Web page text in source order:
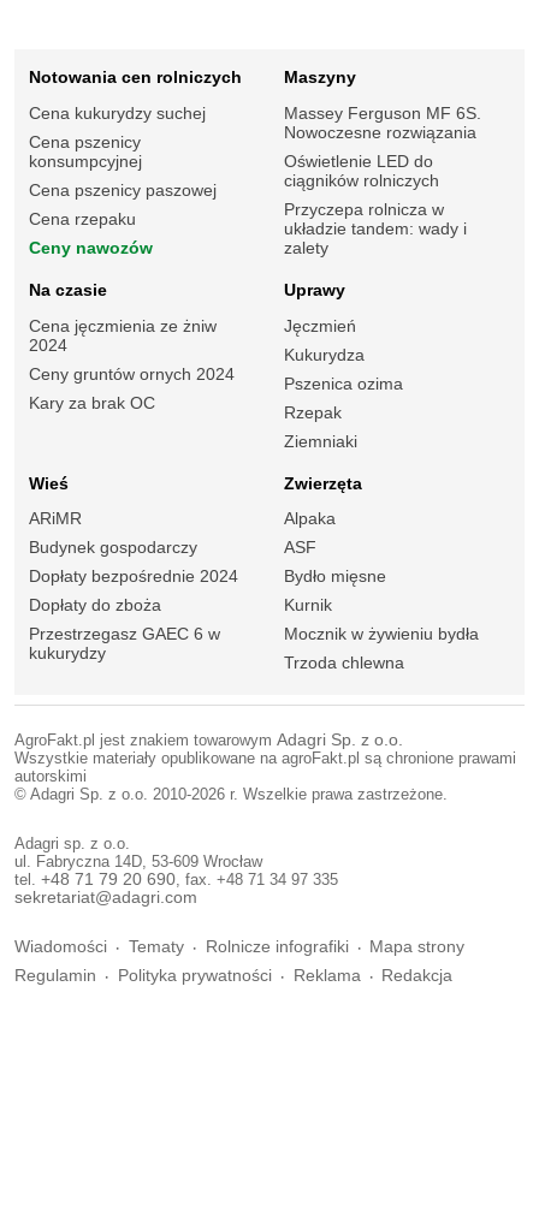
Notowania cen rolniczych
Cena kukurydzy suchej
Cena pszenicy
konsumpcyjnej
Cena pszenicy paszowej
Cena rzepaku
Ceny nawozów
Maszyny
Massey Ferguson MF 6S.
Nowoczesne rozwiązania
Oświetlenie LED do
ciągników rolniczych
Przyczepa rolnicza w
układzie tandem: wady i
zalety
Na czasie
Cena jęczmienia ze żniw
2024
Ceny gruntów ornych 2024
Kary za brak OC
Uprawy
Jęczmień
Kukurydza
Pszenica ozima
Rzepak
Ziemniaki
Wieś
ARiMR
Budynek gospodarczy
Dopłaty bezpośrednie 2024
Dopłaty do zboża
Przestrzegasz GAEC 6 w
kukurydzy
Zwierzęta
Alpaka
ASF
Bydło mięsne
Kurnik
Mocznik w żywieniu bydła
Trzoda chlewna
AgroFakt.pl jest znakiem towarowym Adagri Sp. z o.o.
Wszystkie materiały opublikowane na agroFakt.pl są chronione prawami
autorskimi
© Adagri Sp. z o.o. 2010-2026 r. Wszelkie prawa zastrzeżone.
Adagri sp. z o.o.
ul. Fabryczna 14D, 53-609 Wrocław
tel. +48 71 79 20 690 , fax. +48 71 34 97 335
sekretariat@adagri.com
Wiadomości Tematy Rolnicze infografiki
Mapa strony
Regulamin
Polityka prywatności Reklama Redakcja